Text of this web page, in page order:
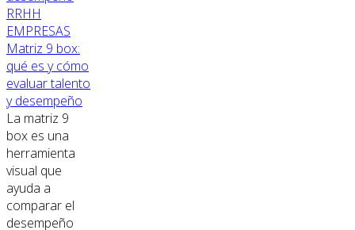
RRHH
EMPRESAS
Matriz 9 box:
qué es y cómo
evaluar talento
y desempeño
La matriz 9
box es una
herramienta
visual que
ayuda a
comparar el
desempeño